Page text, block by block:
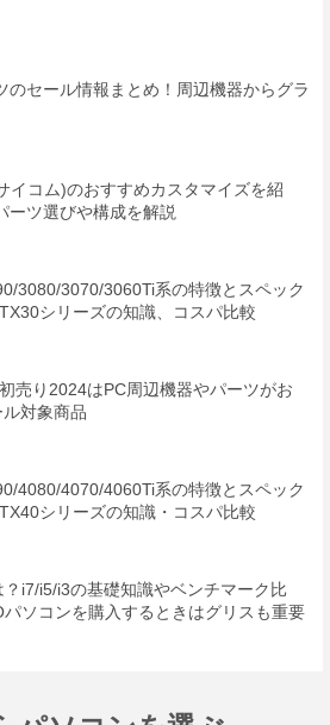
のセール情報まとめ！周辺機器からグラ
イコム)のおすすめカスタマイズを紹
ーツ選びや構成を解説
3080/3070/3060Ti系の特徴とスペック
シリーズの知識、コスパ比較
売り2024はPC周辺機器やパーツがお
対象商品
4080/4070/4060Ti系の特徴とスペック
シリーズの知識・コスパ比較
？i7/i5/i3の基礎知識やベンチマーク比
パソコンを購入するときはグリスも重要